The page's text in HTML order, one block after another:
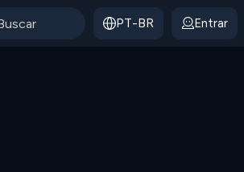
PT-BR Entrar